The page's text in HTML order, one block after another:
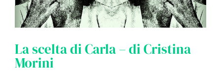
La scelta di Carla – di Cristina
Morini